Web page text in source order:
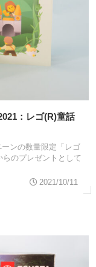
：レゴ(R)童話
ンの数量限定「レゴ
のプレゼントとして
2021/10/11